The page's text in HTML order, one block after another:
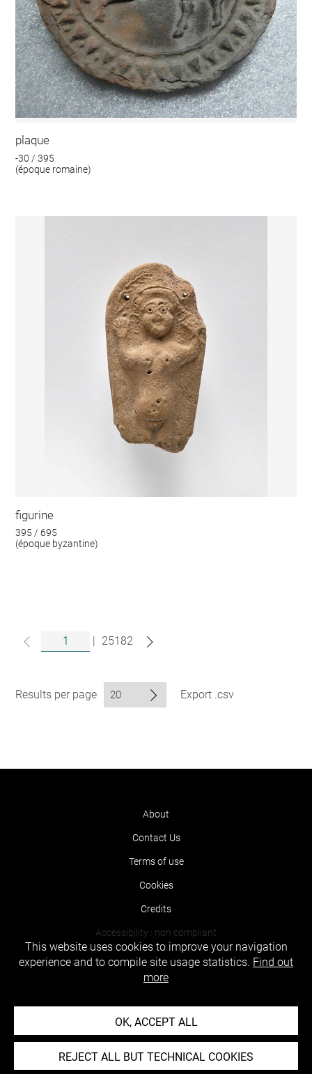
plaque
-30 / 395
(époque romaine)
figurine
395 / 695
(époque byzantine)
| 25182
Results per page Export .csv
About
Contact Us
Terms of use
Cookies
Credits
Accessibility : non compliant
This website uses cookies to improve your navigation
experience and to compile site usage statistics. Find out
more
OK, ACCEPT ALL
REJECT ALL BUT TECHNICAL COOKIES